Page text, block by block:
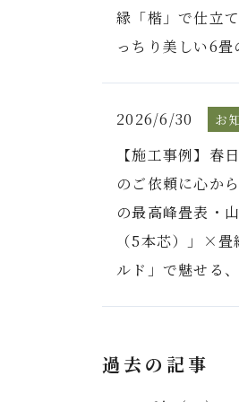
縁「楷」で仕立
っちり美しい6畳
2026/6/30 お
【施工事例】春
のご依頼に心か
の最高峰畳表・
（5本芯）」×
ルド」で魅せる
過去の記事